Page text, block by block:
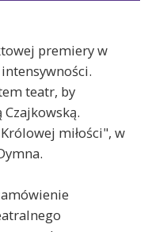
premiery w
teatr, by
miłości", w